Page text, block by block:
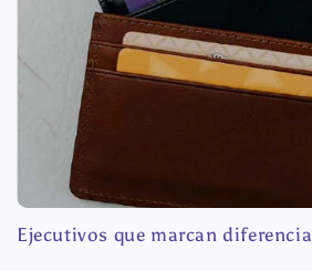
Ejecutivos que marcan diferencia